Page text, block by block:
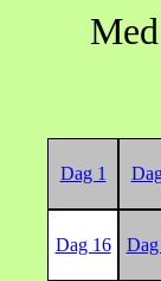
Dag 1
Dag 16